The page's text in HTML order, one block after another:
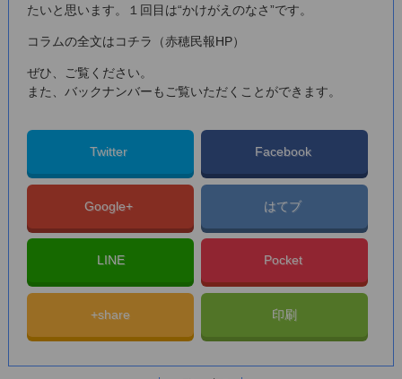
たいと思います。１回目は“かけがえのなさ”です。
コラムの全文はコチラ（赤穂民報HP）
ぜひ、ご覧ください。
また、バックナンバーもご覧いただくことができます。
Twitter Facebook
Google+ はてブ
LINE Pocket
+share 印刷